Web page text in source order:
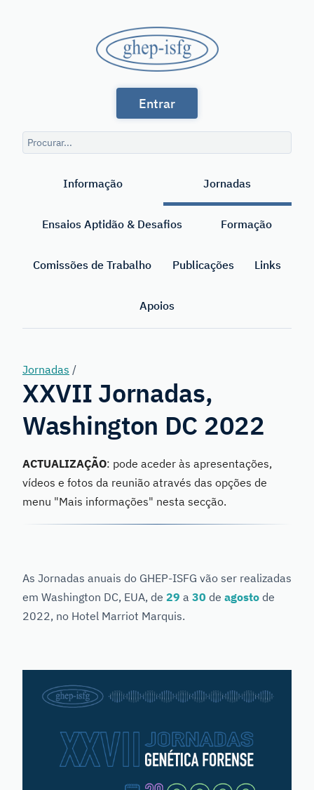
GHEP
-
ISFG
Línguas
Espanhola
Society
Genetics
Entrar
Consulta
de
Informação Jornadas
Ensaios Aptidão & Desafios Formação
Comissões de Trabalho Publicações Links
Apoios
Jornadas /
XXVII Jornadas,
Washington DC 2022
ACTUALIZAÇÃO: pode aceder às apresentações,
vídeos e fotos da reunião através das opções de
menu "Mais informações" nesta secção.
As Jornadas anuais do GHEP-ISFG vão ser realizadas
em Washington DC, EUA, de 29 a 30 de agosto de
2022, no Hotel Marriot Marquis.